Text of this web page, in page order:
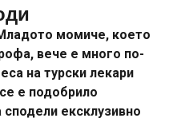
момиче, което
вече е много по-
на турски лекари
е подобрило
ексклузивно